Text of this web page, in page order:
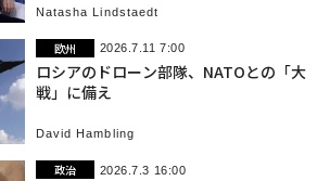
Natasha Lindstaedt
欧州 2026.7.11 7:00
ロシアのドローン部隊、NATOとの「大
戦」に備え
David Hambling
政治 2026.7.3 16:00